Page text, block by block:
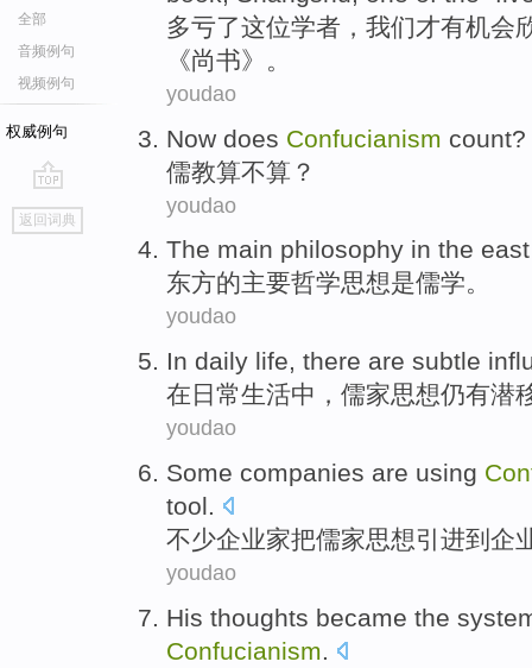
全部
音频例句
视频例句
权威例句
go
top
返回词典
多亏了这位学者，我们才有机会
《尚书》。
youdao
Now does Confucianism count?
儒教算不算 ？
youdao
The main philosophy in the east
东方的主要哲学思想是儒学。
youdao
In daily life, there are subtle
在 日常生活中 ， 儒家思想仍有潜
youdao
Some companies are using
tool.
不少企业家把儒家思想引进到 企
youdao
His thoughts became the
Confucianism.